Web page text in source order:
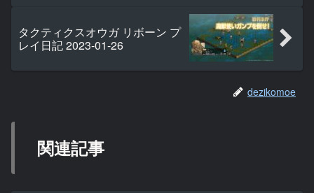
タクティクスオウガ リボーン プ
レイ日記 2023-01-26
dezikomoe
関連記事